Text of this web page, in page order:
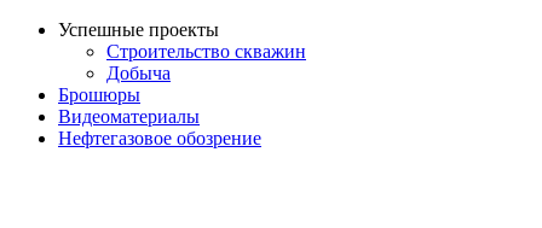
Успешные проекты
Строительство скважин
Добыча
Брошюры
Видеоматериалы
Нефтегазовое обозрение